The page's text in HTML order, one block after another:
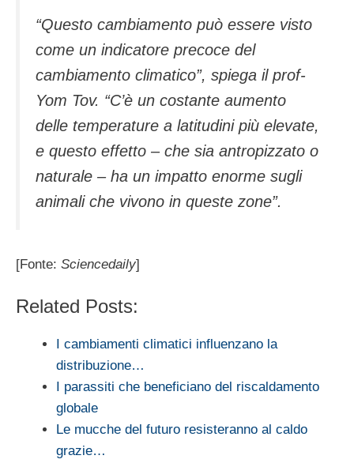
“Questo cambiamento può essere visto
come un indicatore precoce del
cambiamento climatico”, spiega il prof-
Yom Tov. “C’è un costante aumento
delle temperature a latitudini più elevate,
e questo effetto – che sia antropizzato o
naturale – ha un impatto enorme sugli
animali che vivono in queste zone”.
[Fonte: Sciencedaily]
Related Posts:
I cambiamenti climatici influenzano la
distribuzione…
I parassiti che beneficiano del riscaldamento
globale
Le mucche del futuro resisteranno al caldo
grazie…